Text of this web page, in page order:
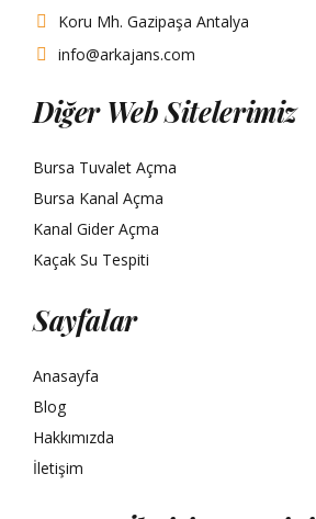
Koru Mh. Gazipaşa Antalya
info@arkajans.com
Diğer Web Sitelerimiz
Bursa Tuvalet Açma
Bursa Kanal Açma
Kanal Gider Açma
Kaçak Su Tespiti
Sayfalar
Anasayfa
Blog
Hakkımızda
İletişim